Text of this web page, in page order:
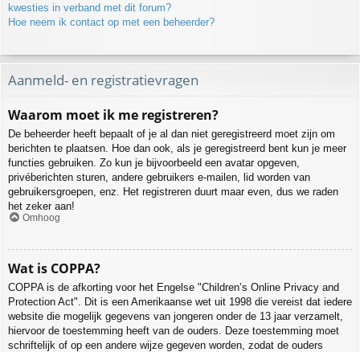
kwesties in verband met dit forum?
Hoe neem ik contact op met een beheerder?
Aanmeld- en registratievragen
Waarom moet ik me registreren?
De beheerder heeft bepaalt of je al dan niet geregistreerd moet zijn om
berichten te plaatsen. Hoe dan ook, als je geregistreerd bent kun je meer
functies gebruiken. Zo kun je bijvoorbeeld een avatar opgeven,
privéberichten sturen, andere gebruikers e-mailen, lid worden van
gebruikersgroepen, enz. Het registreren duurt maar even, dus we raden
het zeker aan!
Omhoog
Wat is COPPA?
COPPA is de afkorting voor het Engelse "Children’s Online Privacy and
Protection Act". Dit is een Amerikaanse wet uit 1998 die vereist dat iedere
website die mogelijk gegevens van jongeren onder de 13 jaar verzamelt,
hiervoor de toestemming heeft van de ouders. Deze toestemming moet
schriftelijk of op een andere wijze gegeven worden, zodat de ouders